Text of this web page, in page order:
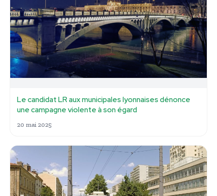
Le candidat LR aux municipales lyonnaises dénonce
une campagne violente à son égard
20 mai 2025